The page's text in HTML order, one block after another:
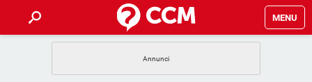
MENU